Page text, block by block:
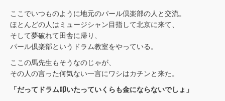
ここでいつものように地元のパール倶楽部の人と交流。
ほとんどの人はミュージシャン目指して北京に来て、
そして夢破れて田舎に帰り、
パール倶楽部というドラム教室をやっている。
ここの馬先生もそうなのじゃが、
その人の言った何気ない一言にワシはカチンと来た。
「だってドラム叩いたっていくらも金にならないでしょ」